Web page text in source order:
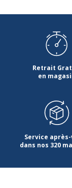
Retrait
en
Service
dans nos 320